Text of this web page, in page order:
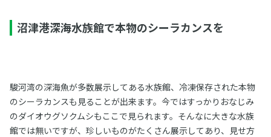
沼津港深海水族館で本物のシーラカンスを
駿河湾の深海魚が多数展示してある水族館、冷凍保存された本物
のシーラカンスも見ることが出来ます。今ではすっかりおなじみ
のダイオウグソクムシもここで見られます。そんなに大きな水族
館では無いですが、珍しいものがたくさん展示してあり、見せ方